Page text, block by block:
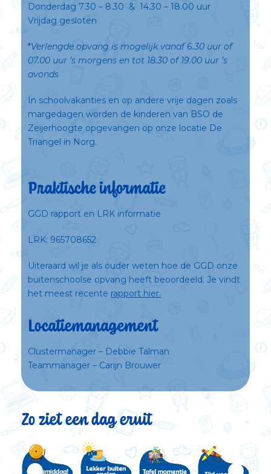
Donderdag 7.30 – 8.30 & 14.30 – 18.00 uur
Vrijdag gesloten
*Verlengde opvang is mogelijk vanaf 6.30 uur of
07.00 uur ’s morgens en tot 18.30 of 19.00 uur ’s
avonds
In schoolvakanties en op andere vrije dagen zoals
margedagen worden de kinderen van BSO de
Zeijerhoogte opgevangen op onze locatie De
Triangel in Norg.
Praktische informatie
GGD rapport en LRK informatie
LRK: 965708652
Uiteraard wil je als ouder weten hoe de GGD onze
buitenschoolse opvang heeft beoordeeld. Je vindt
het meest recente rapport hier.
Locatiemanagement
Clustermanager – Debbie Talman
Teammanager – Carijn Brouwer
Zo ziet een dag eruit